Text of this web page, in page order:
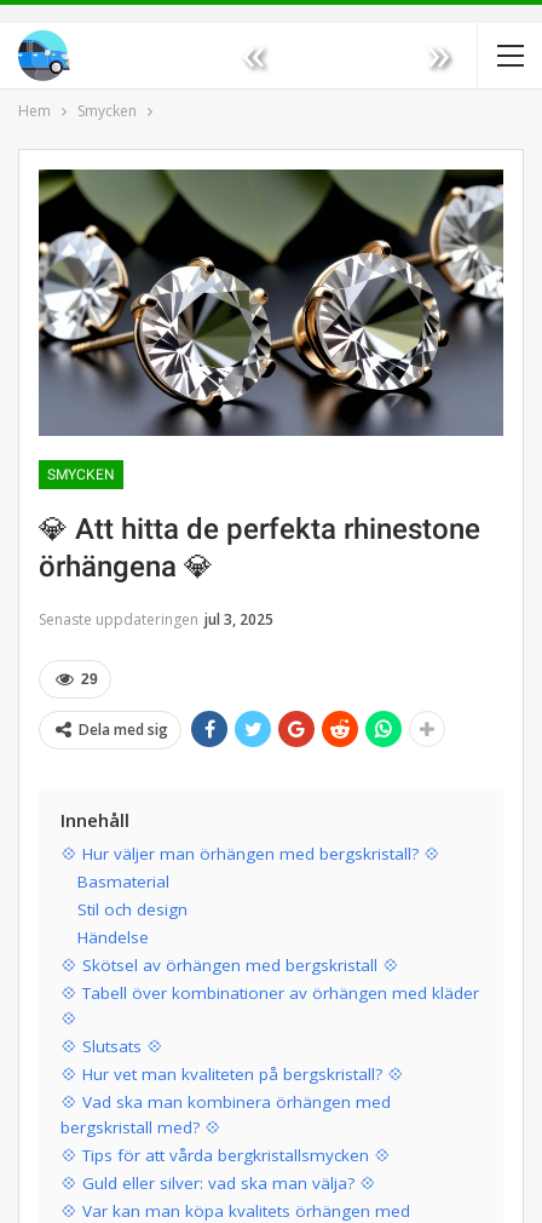
« »
Hem Smycken
SMYCKEN
💎 Att hitta de perfekta rhinestone
örhängena 💎
Senaste uppdateringen jul 3, 2025
29
Dela med sig
Innehåll
💠 Hur väljer man örhängen med bergskristall? 💠
Basmaterial
Stil och design
Händelse
💠 Skötsel av örhängen med bergskristall 💠
💠 Tabell över kombinationer av örhängen med kläder
💠
💠 Slutsats 💠
💠 Hur vet man kvaliteten på bergskristall? 💠
💠 Vad ska man kombinera örhängen med
bergskristall med? 💠
💠 Tips för att vårda bergkristallsmycken 💠
💠 Guld eller silver: vad ska man välja? 💠
💠 Var kan man köpa kvalitets örhängen med